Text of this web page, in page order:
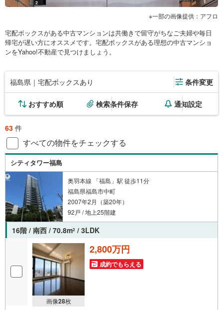
一部の画像提供：アフロ
宅配ボックスがある中古マンションは共働きで留守がちなご夫婦や毎日
帰宅が遅い方にオススメです。宅配ボックスがある理想の中古マンショ
ンをYahoo!不動産で見つけましょう。
福島県｜宅配ボックスあり 条件変更
おすすめ順 検索条件保存 通知設定
63 件
すべての物件をチェックする
シティタワー福島
奥羽本線 「福島」駅 徒歩11分
福島県福島市中町
2007年2月（築20年）
92戸 / 地上25階建
16階 / 南西 / 70.8m2 / 3LDK
画像28枚
2,800万円
成約でもらえる